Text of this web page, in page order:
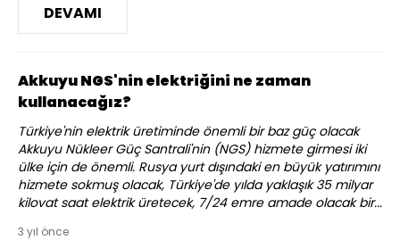
DEVAMI
Akkuyu NGS'nin elektriğini ne zaman
kullanacağız?
Türkiye'nin elektrik üretiminde önemli bir baz güç olacak
Akkuyu Nükleer Güç Santrali'nin (NGS) hizmete girmesi iki
ülke için de önemli. Rusya yurt dışındaki en büyük yatırımını
hizmete sokmuş olacak, Türkiye'de yılda yaklaşık 35 milyar
kilovat saat elektrik üretecek, 7/24 emre amade olacak bir...
3 yıl önce